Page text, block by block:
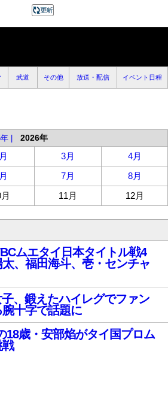
武道 その他 放送・配信 イベント日程
年 | 2026年
3月
4月
7月
8月
11月 12月
ムエタイ日本タイトル戦4
、福田海斗、壱・センチャ
、鍛えたハイレグでファン
十字で話題に
18歳・安部焰がタイ国プロム
戦